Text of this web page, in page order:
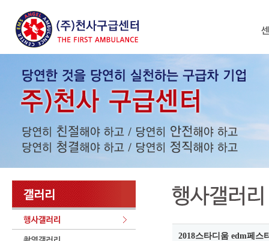
2018스타디움 edm페스